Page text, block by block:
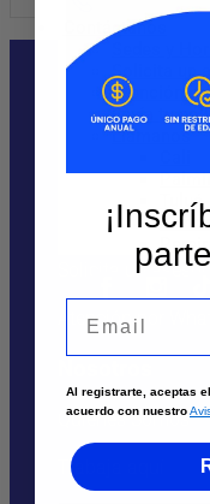
Contáctanos
Solicita un
Atención
Envía tu
Llámanos
Tuluá
Pereira
Te puede
Solicita un asesor
Atención por
Quiénes Somos
Trabaja aquí
Al registrarte, aceptas
acuerdo con nuestro